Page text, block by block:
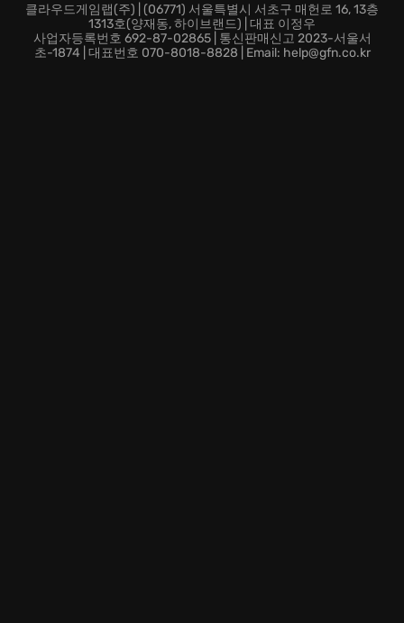
새로운 모험을 시작하고, 아제로스의 미래를 지키기 위한
여정에 지금 바로 합류하세요! War Within에서 당신의 용
기와 지혜를 보여주세요.
클라우드게임랩(주) | (06771) 서울특별시 서초구 매헌로 16, 13층
1313호(양재동, 하이브랜드) | 대표 이정우
사업자등록번호 692-87-02865 | 통신판매신고 2023-서울서
초-1874 | 대표번호 070-8018-8828 | Email: help@gfn.co.kr